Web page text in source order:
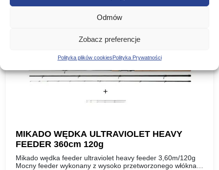
Odmów
Zobacz preferencje
Polityka plików cookiesPolityka Prywatności
MIKADO WĘDKA ULTRAVIOLET HEAVY
FEEDER 360cm 120g
Mikado wędka feeder ultraviolet heavy feeder 3,60m/120g
Mocny feeder wykonany z wysoko przetworzonego włókna